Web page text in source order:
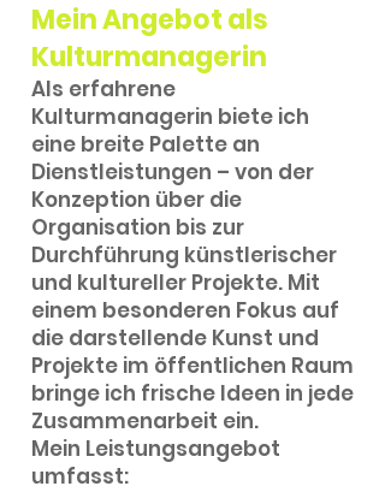
Mein Angebot als
Kulturmanagerin
Als erfahrene
Kulturmanagerin biete ich
eine breite Palette an
Dienstleistungen – von der
Konzeption über die
Organisation bis zur
Durchführung künstlerischer
und kultureller Projekte. Mit
einem besonderen Fokus auf
die darstellende Kunst und
Projekte im öffentlichen Raum
bringe ich frische Ideen in jede
Zusammenarbeit ein.
Mein Leistungsangebot
umfasst: